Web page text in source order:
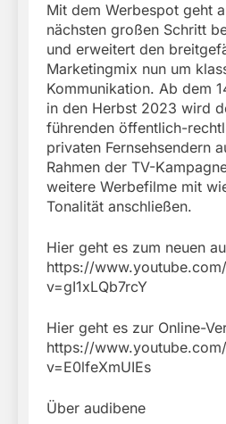
Mit dem Werbespot geht
nächsten großen Schritt
und erweitert den
Marketingmix nun um
Kommunikation. Ab dem
in den Herbst 2023 wird
führenden öffentlich-
privaten Fernsehsendern
Rahmen der TV-
weitere Werbefilme mit
Tonalität anschließen.
Hier geht es zum neuen
https://
v=gI1xLQb7rcY
Hier geht es zur Online-
https://
v=E0lfeXmUIEs
Über audibene